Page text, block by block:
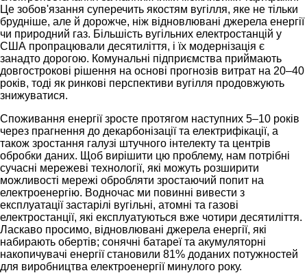
Це зобов'язання суперечить якостям вугілля, яке не тільки
брудніше, але й дорожче, ніж відновлювані джерела енергії
чи природний газ. Більшість вугільних електростанцій у
США пропрацювали десятиліття, і їх модернізація є
занадто дорогою. Комунальні підприємства приймають
довгострокові рішення на основі прогнозів витрат на 20–40
років, тоді як ринкові перспективи вугілля продовжують
знижуватися.
Споживання енергії зросте протягом наступних 5–10 років
через прагнення до декарбонізації та електрифікації, а
також зростання галузі штучного інтелекту та центрів
обробки даних. Щоб вирішити цю проблему, нам потрібні
сучасні мережеві технології, які можуть розширити
можливості мережі обробляти зростаючий попит на
електроенергію. Водночас ми повинні вивести з
експлуатації застарілі вугільні, атомні та газові
електростанції, які експлуатуються вже чотири десятиліття.
Ласкаво просимо, відновлювані джерела енергії, які
набирають обертів; сонячні батареї та акумуляторні
накопичувачі енергії становили 81% доданих потужностей
для виробництва електроенергії минулого року.